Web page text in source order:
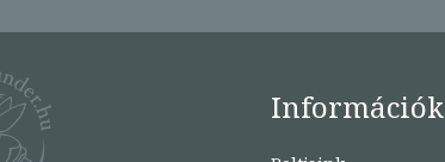
Információk